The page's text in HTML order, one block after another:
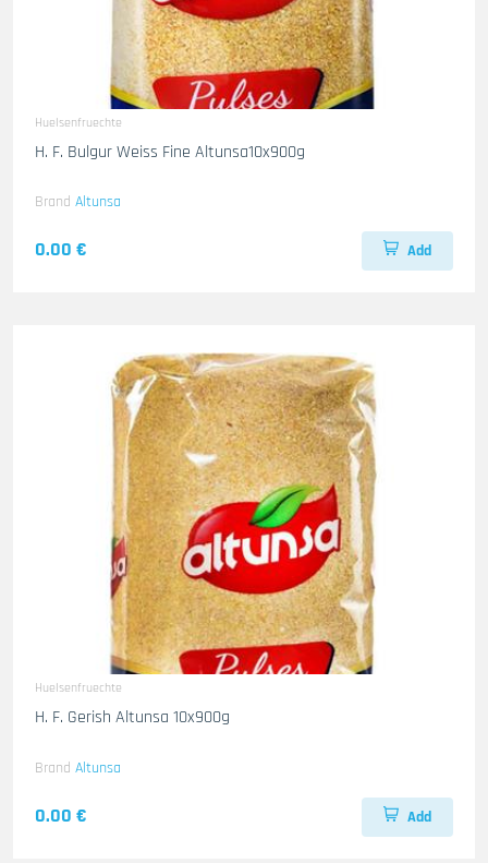
Huelsenfruechte
H. F. Bulgur Weiss Fine Altunsa10x900g
Brand Altunsa
0.00 € Add
Huelsenfruechte
H. F. Gerish Altunsa 10x900g
Brand Altunsa
0.00 € Add